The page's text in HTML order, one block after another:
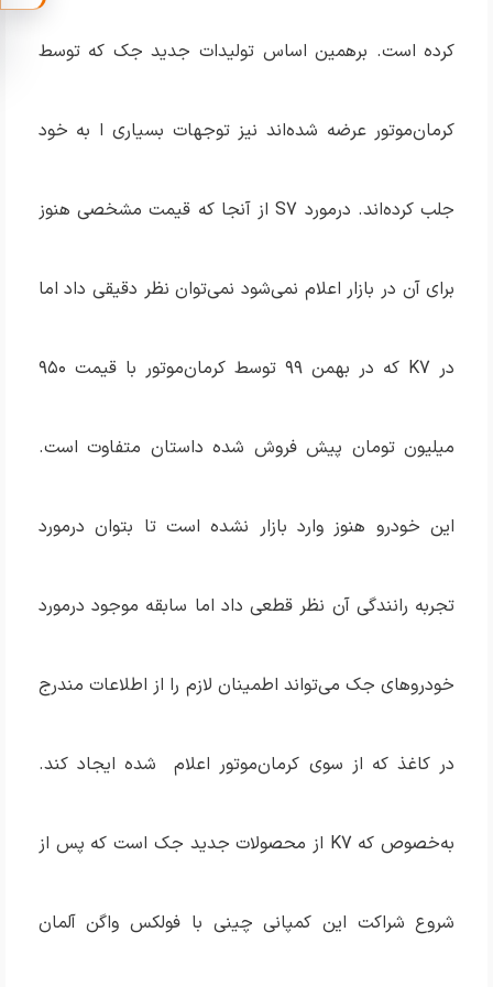
کرده است. برهمین اساس تولیدات جدید جک که توسط
کرمان‌موتور عرضه شده‌اند نیز توجهات بسیاری ا به خود
جلب کرده‌اند. درمورد S7 از آنجا که قیمت مشخصی هنوز
برای آن در بازار اعلام نمی‌شود نمی‌توان نظر دقیقی داد اما
در K7 که در بهمن ۹۹ توسط کرمان‌موتور با قیمت ۹۵۰
میلیون تومان پیش فروش شده داستان متفاوت است.
این خودرو هنوز وارد بازار نشده است تا بتوان درمورد
تجربه رانندگی آن نظر قطعی داد اما سابقه موجود درمورد
خودروهای جک می‌تواند اطمینان لازم را از اطلاعات مندرج
در کاغذ که از سوی کرمان‌موتور اعلام شده ایجاد کند.
به‌خصوص که K7 از محصولات جدید جک است که پس از
شروع شراکت این کمپانی چینی با فولکس واگن آلمان